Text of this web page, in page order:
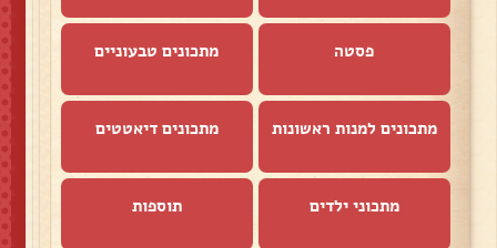
פסטה מתכונים טבעוניים
מתכונים למנות ראשונות מתכונים דיאטטים
מתכוני ילדים תוספות